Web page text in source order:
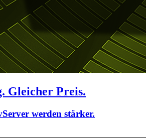
Gleicher Preis.
werden stärker.